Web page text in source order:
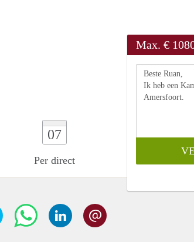
07
Per direct
Max. €